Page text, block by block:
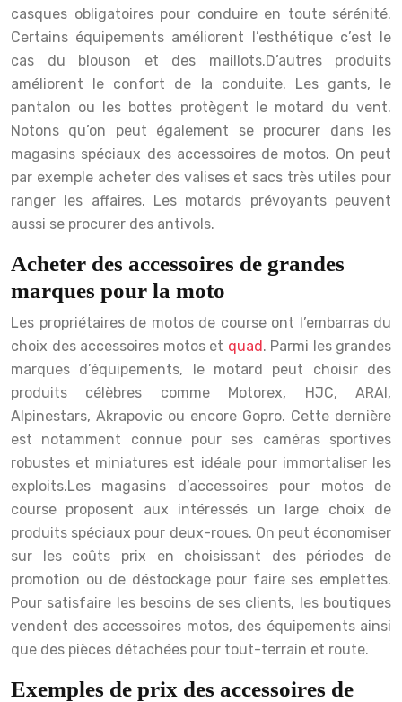
casques obligatoires pour conduire en toute sérénité.
Certains équipements améliorent l’esthétique c’est le
cas du blouson et des maillots.D’autres produits
améliorent le confort de la conduite. Les gants, le
pantalon ou les bottes protègent le motard du vent.
Notons qu’on peut également se procurer dans les
magasins spéciaux des accessoires de motos. On peut
par exemple acheter des valises et sacs très utiles pour
ranger les affaires. Les motards prévoyants peuvent
aussi se procurer des antivols.
Acheter des accessoires de grandes
marques pour la moto
Les propriétaires de motos de course ont l’embarras du
choix des accessoires motos et quad. Parmi les grandes
marques d’équipements, le motard peut choisir des
produits célèbres comme Motorex, HJC, ARAI,
Alpinestars, Akrapovic ou encore Gopro. Cette dernière
est notamment connue pour ses caméras sportives
robustes et miniatures est idéale pour immortaliser les
exploits.Les magasins d’accessoires pour motos de
course proposent aux intéressés un large choix de
produits spéciaux pour deux-roues. On peut économiser
sur les coûts prix en choisissant des périodes de
promotion ou de déstockage pour faire ses emplettes.
Pour satisfaire les besoins de ses clients, les boutiques
vendent des accessoires motos, des équipements ainsi
que des pièces détachées pour tout-terrain et route.
Exemples de prix des accessoires de